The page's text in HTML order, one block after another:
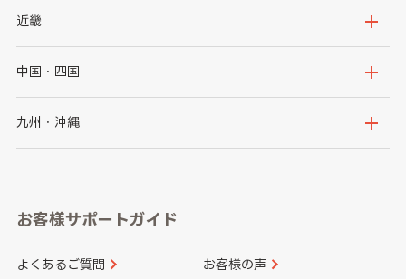
秋田県
群馬県
千葉県
神奈川県
新潟県
石川県
山梨県
愛知県
近畿
大阪府
京都府
和歌山県
中国・四国
鳥取県
山口県
香川県 愛媛県
九州・沖縄
長崎県
大分県 宮崎県
お客様サポートガイド
よくあるご質問 お客様の声